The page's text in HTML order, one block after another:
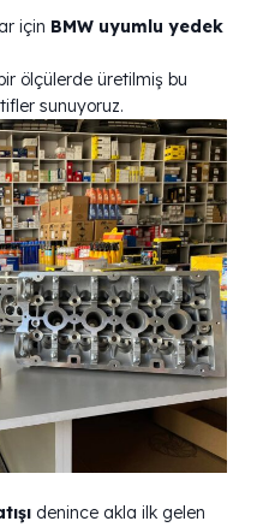
için BMW uyumlu yedek
ölçülerde üretilmiş bu
sunuyoruz.
denince akla ilk gelen